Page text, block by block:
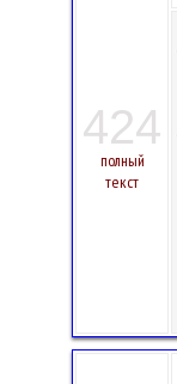
424
полный
текст